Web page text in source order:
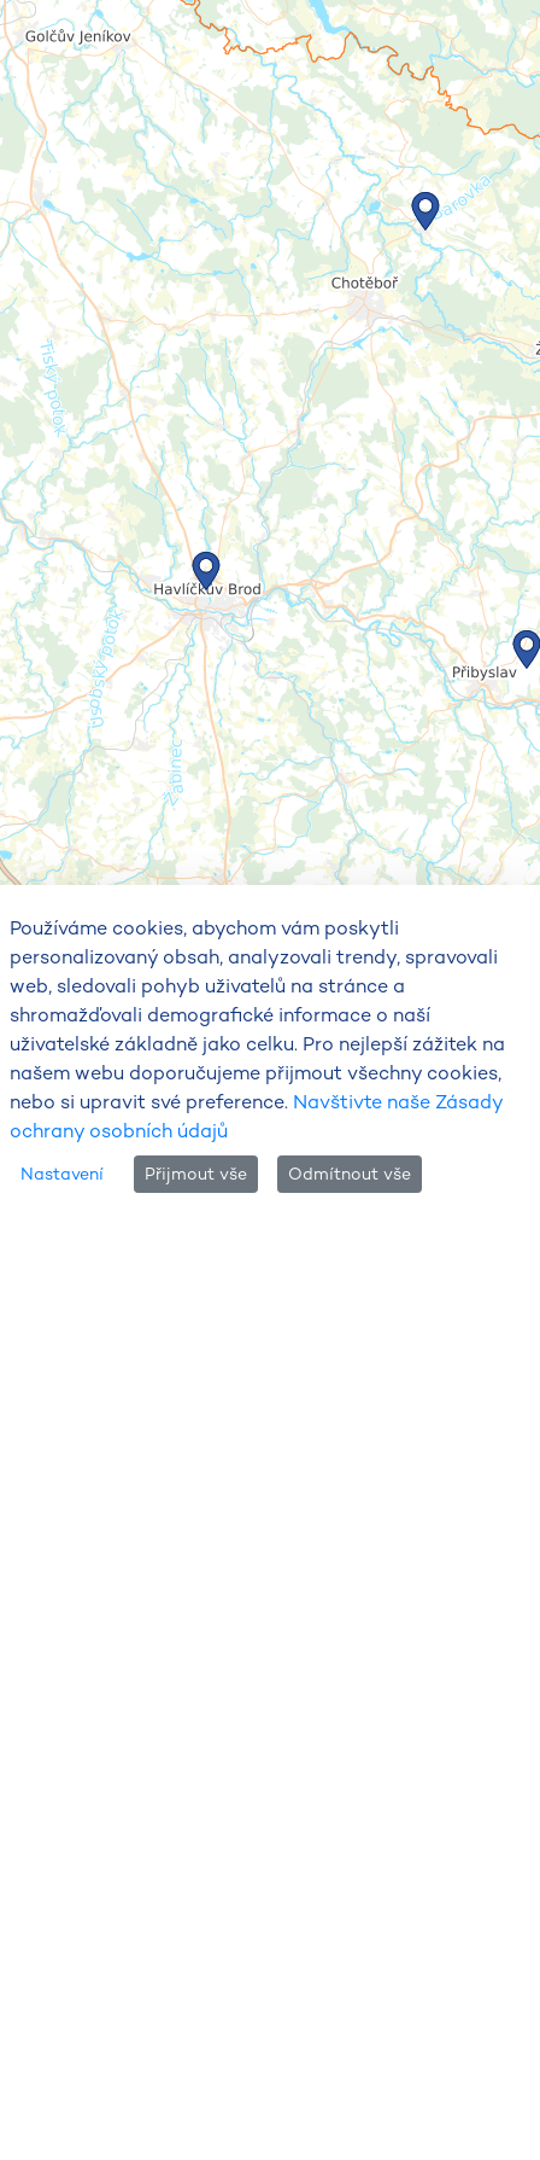
Používáme cookies, abychom vám poskytli
personalizovaný obsah, analyzovali trendy, spravovali
web, sledovali pohyb uživatelů na stránce a
shromažďovali demografické informace o naší
uživatelské základně jako celku. Pro nejlepší zážitek na
našem webu doporučujeme přijmout všechny cookies,
nebo si upravit své preference. Navštivte naše Zásady
ochrany osobních údajů
Nastavení Přijmout vše Odmítnout vše